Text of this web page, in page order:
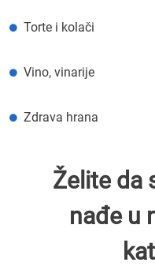
Torte i kolači
Vino, vinarije
Zdrava hrana
Želite da
nađe u